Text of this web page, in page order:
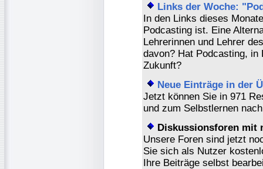
Links der Woche:
In den Links dieses
Podcasting ist. Eine
Lehrerinnen und Lehrer
davon? Hat Podcasting, in
Zukunft?
Neue Einträge in der
Jetzt können Sie in 971
und zum Selbstlernen
Diskussionsforen mit
Unsere Foren sind jetzt
Sie sich als Nutzer
Ihre Beiträge selbst